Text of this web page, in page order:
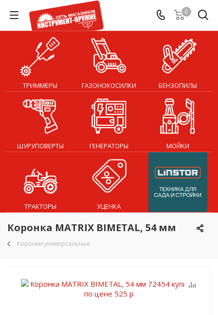
0
ТРИММЕРЫ ГАЗОНОКОСИЛКИ БЕНЗОПИЛЫ
ШУРУПОВЕРТЫ ГЕНЕРАТОРЫ МОЙКИ
ТРАКТОРЫ УЦЕНКА
Коронка MATRIX BIMETAL, 54 мм
Коронки универсальные